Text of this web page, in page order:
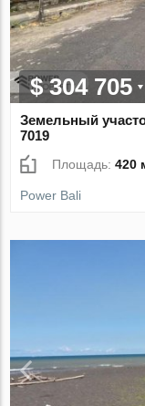
$ 304 705
Земельный
7019
Площадь:420
Power Bali